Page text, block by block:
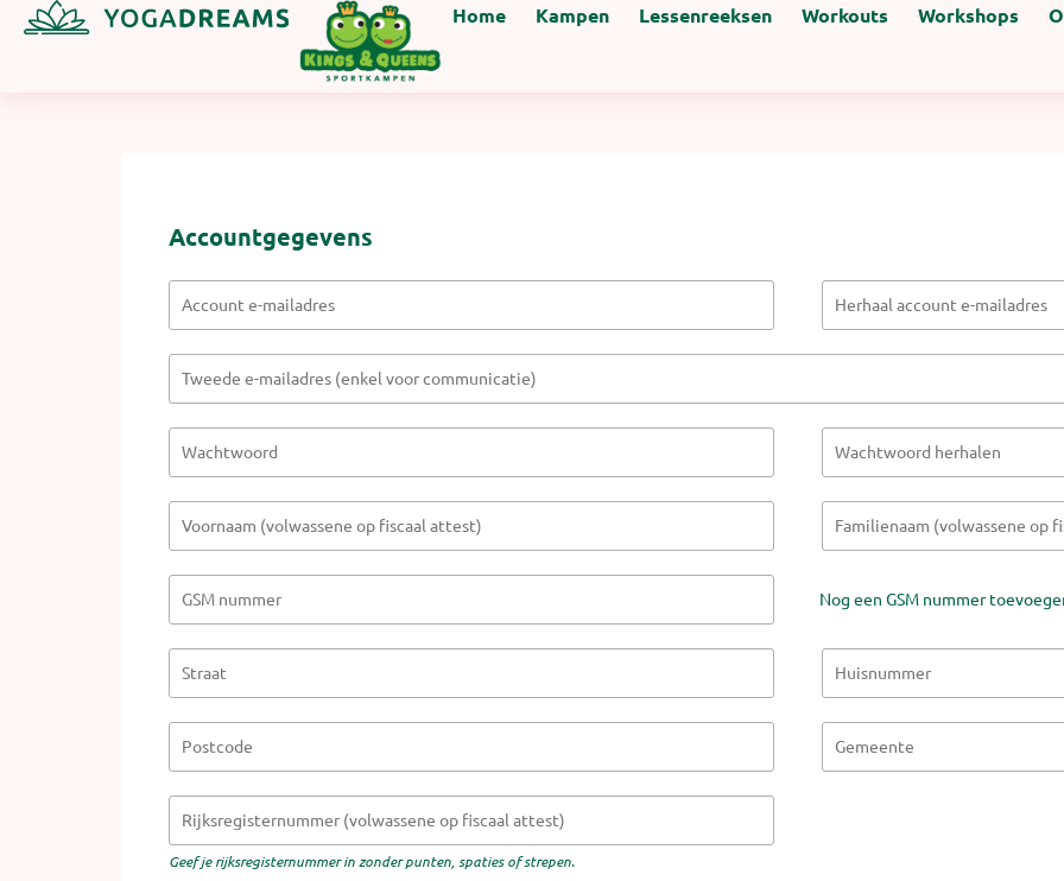
Home Kampen Lessenreeksen Workouts Workshops
Accountgegevens
Nog een GSM nummer
Geef je rijksregisternummer in zonder punten, spaties of strepen.